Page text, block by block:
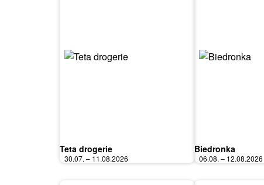
Teta drogerie
30.07. – 11.08.2026
Biedronka
06.08. – 12.08.2026